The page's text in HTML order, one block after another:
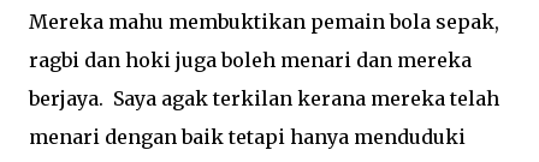
Mereka mahu membuktikan pemain bola sepak,
ragbi dan hoki juga boleh menari dan mereka
berjaya. Saya agak terkilan kerana mereka telah
menari dengan baik tetapi hanya menduduki